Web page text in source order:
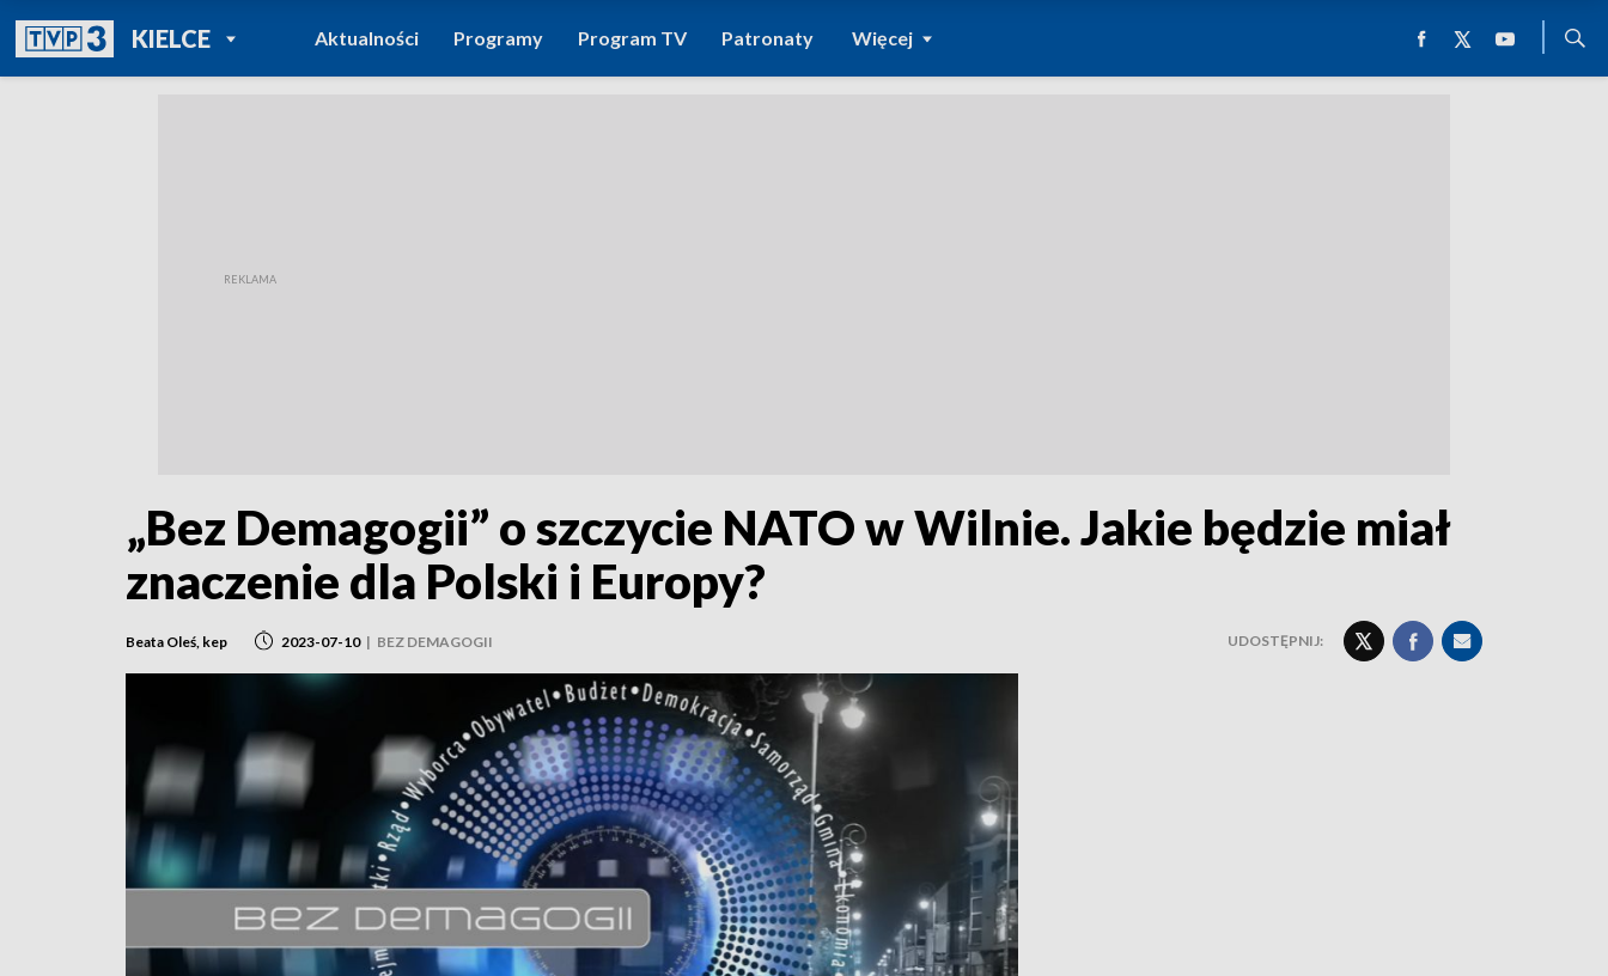
KIELCEPOWRÓT DO
TVP REGIONY
Aktualności Programy Program TV Patronaty Więcej
„Bez Demagogii” o szczycie NATO w Wilnie. Jakie będzie miał
znaczenie dla Polski i Europy?
Beata Oleś, kep 2023-07-10 | BEZ DEMAGOGII UDOSTĘPNIJ: